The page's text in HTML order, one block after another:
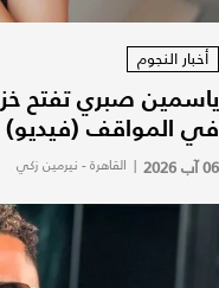
أخبار النجوم
ياسمين صبري تفتح
في المواقف (فيديو)
06 آب 2026 | القاهرة - نيرمين زكي